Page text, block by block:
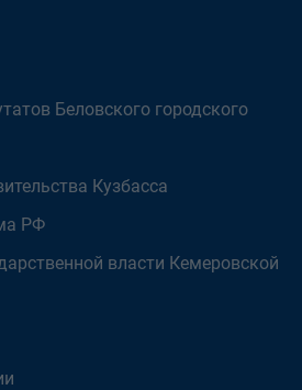
Беловского городского
Кузбасса
РФ
власти Кемеровской